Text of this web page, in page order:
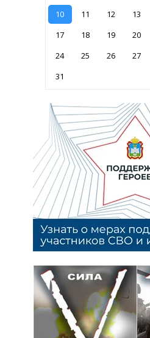
10
11 12 13
17
18 19 20
24
25 26 27
31